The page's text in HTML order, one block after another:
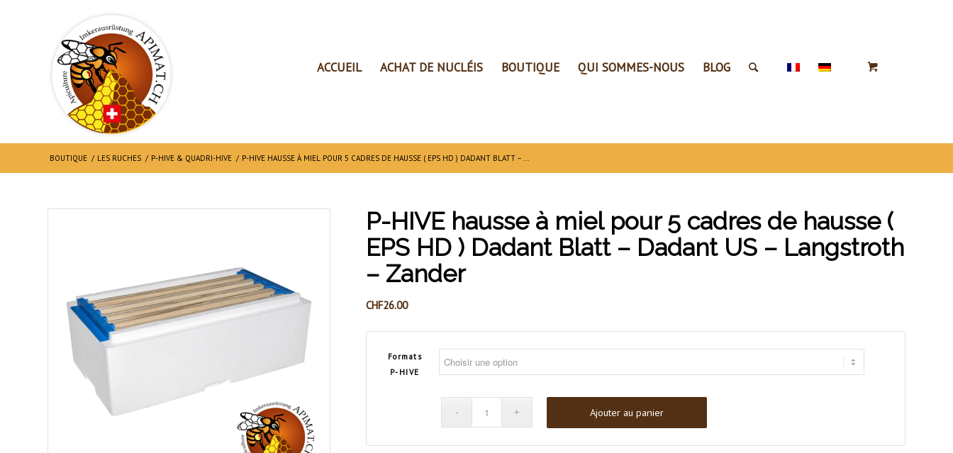
ACCUEIL ACHAT DE NUCLÉIS BOUTIQUE QUI SOMMES-NOUS BLOG
BOUTIQUE / LES RUCHES / P-HIVE & QUADRI-HIVE / P-HIVE HAUSSE À MIEL POUR 5 CADRES DE HAUSSE ( EPS HD ) DADANT BLATT – ...
P-HIVE hausse à miel pour 5 cadres de hausse (
EPS HD ) Dadant Blatt – Dadant US – Langstroth
– Zander
CHF26.00
Formats
P-HIVE
Ajouter au panier